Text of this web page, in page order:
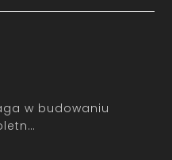
w budowaniu